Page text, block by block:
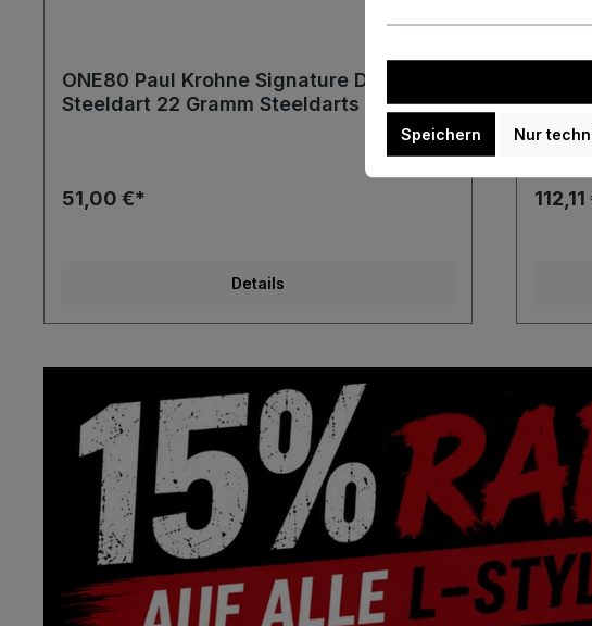
ONE80 Paul Krohne Signature Dart
Steeldart 22 Gramm Steeldarts
51,00 €*
Details
95%
Speichern Nur